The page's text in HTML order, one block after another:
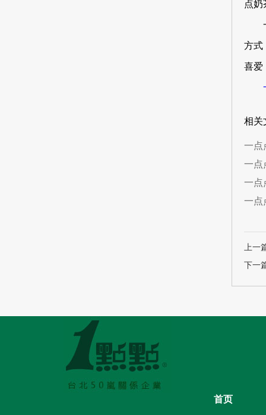
点奶
方式
喜爱
相关
一点
一点
一点
一点
上
下一
首页